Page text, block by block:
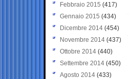
Febbraio 2015 (417)
Gennaio 2015 (434)
Dicembre 2014 (454)
Novembre 2014 (437)
Ottobre 2014 (440)
Settembre 2014 (450)
Agosto 2014 (433)